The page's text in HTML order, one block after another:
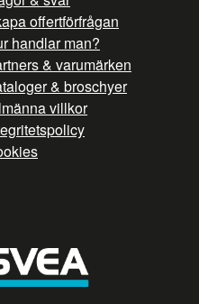
offertförfrågan
handlar man?
& varumärken
& broschyer
villkor